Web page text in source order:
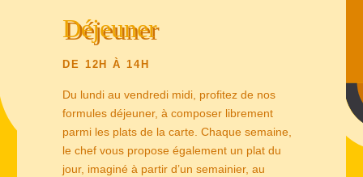
Déjeuner
DE 12H À 14H
Du lundi au vendredi midi, profitez de nos
formules déjeuner, à composer librement
parmi les plats de la carte. Chaque semaine,
le chef vous propose également un plat du
jour, imaginé à partir d’un semainier, au